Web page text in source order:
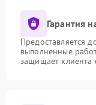
Гарантия
Предоставляется
выполненные
защищает клиента